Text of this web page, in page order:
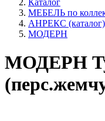
Каталог
МЕБЕЛЬ по
АНРЕКС (каталог)
МОДЕРН
МОДЕРН